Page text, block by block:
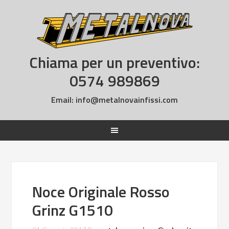
Chiama per un preventivo:
0574 989869
Email: info@metalnovainfissi.com
Noce Originale Rosso
Grinz G1510